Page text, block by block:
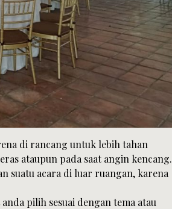
di rancang untuk lebih tahan
ataupun pada saat angin kencang.
suatu acara di luar ruangan, karena
pilih sesuai dengan tema atau